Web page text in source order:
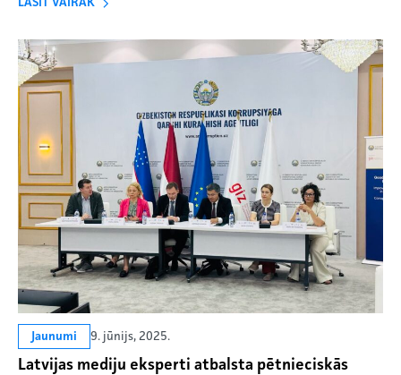
LASĪT VAIRĀK
Jaunumi 9. jūnijs, 2025.
Latvijas mediju eksperti atbalsta pētnieciskās